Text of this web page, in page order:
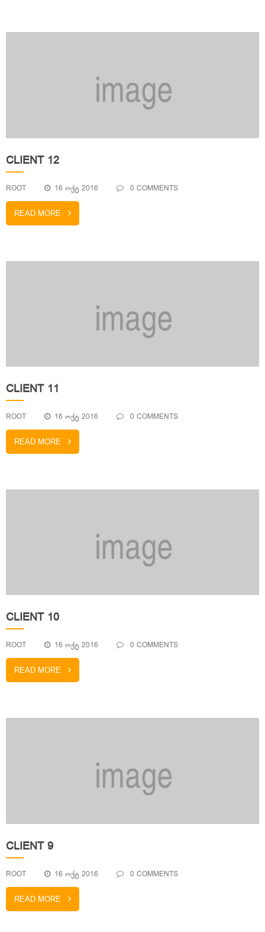
CLIENT 12
ROOT 16 ᲝᲥᲢ 2016 0 COMMENTS
READ MORE
CLIENT 11
ROOT 16 ᲝᲥᲢ 2016 0 COMMENTS
READ MORE
CLIENT 10
ROOT 16 ᲝᲥᲢ 2016 0 COMMENTS
READ MORE
CLIENT 9
ROOT 16 ᲝᲥᲢ 2016 0 COMMENTS
READ MORE